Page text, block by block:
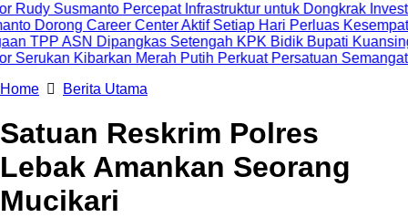
Percepat Infrastruktur untuk Dongkrak Investasi
Career Center Aktif Setiap Hari Perluas Kesempatan Kerja
Dipangkas Setengah KPK Bidik Bupati Kuansing
Kibarkan Merah Putih Perkuat Persatuan Semangat
Home
Berita Utama
Satuan Reskrim Polres
Lebak Amankan Seorang
Mucikari